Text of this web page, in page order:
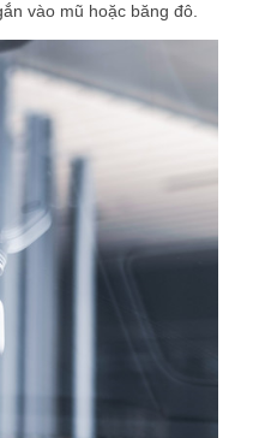
vào mũ hoặc băng đô.